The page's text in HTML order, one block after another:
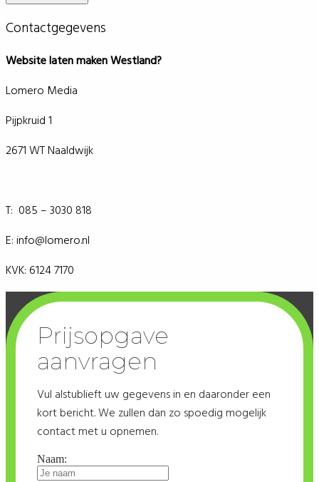
Contactgegevens
Website laten maken Westland?
Lomero Media
Pijpkruid 1
2671 WT Naaldwijk
T: 085 – 3030 818
E: info@lomero.nl
KVK: 6124 7170
Prijsopgave
aanvragen
Vul alstublieft uw gegevens in en daaronder een
kort bericht. We zullen dan zo spoedig mogelijk
contact met u opnemen.
Naam: